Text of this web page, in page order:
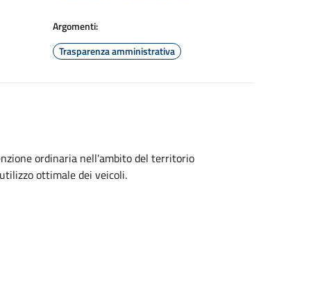
Argomenti:
Trasparenza amministrativa
ordinaria nell'ambito del territorio
ottimale dei veicoli.